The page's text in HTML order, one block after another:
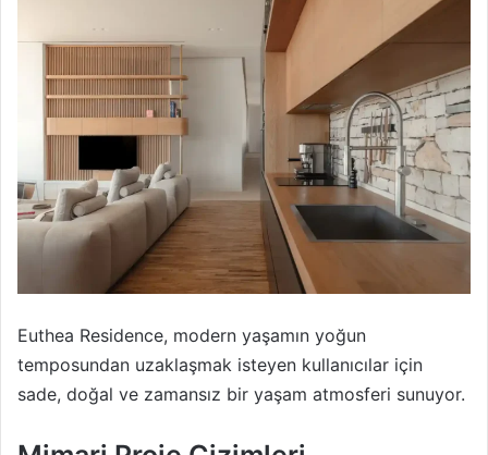
Euthea Residence, modern yaşamın yoğun
temposundan uzaklaşmak isteyen kullanıcılar için
sade, doğal ve zamansız bir yaşam atmosferi sunuyor.